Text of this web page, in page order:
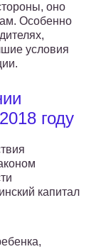
оно
Особенно
условия
году
капитал